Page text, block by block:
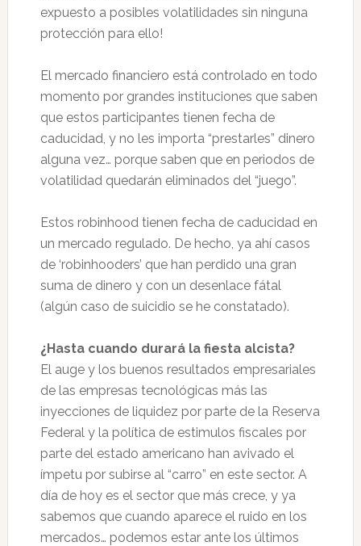
expuesto a posibles volatilidades sin ninguna
protección para ello!
El mercado financiero está controlado en todo
momento por grandes instituciones que saben
que estos participantes tienen fecha de
caducidad, y no les importa “prestarles” dinero
alguna vez… porque saben que en periodos de
volatilidad quedarán eliminados del “juego”.
Estos robinhood tienen fecha de caducidad en
un mercado regulado. De hecho, ya ahí casos
de ‘robinhooders’ que han perdido una gran
suma de dinero y con un desenlace fátal
(algún caso de suicidio se he constatado).
¿Hasta cuando durará la fiesta alcista?
El auge y los buenos resultados empresariales
de las empresas tecnológicas más las
inyecciones de liquidez por parte de la Reserva
Federal y la política de estimulos fiscales por
parte del estado americano han avivado el
ímpetu por subirse al “carro” en este sector. A
día de hoy es el sector que más crece, y ya
sabemos que cuando aparece el ruido en los
mercados… podemos estar ante los últimos